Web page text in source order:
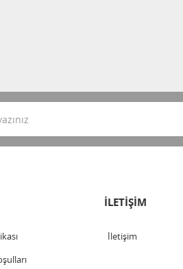
İLETİŞİM
İletişim